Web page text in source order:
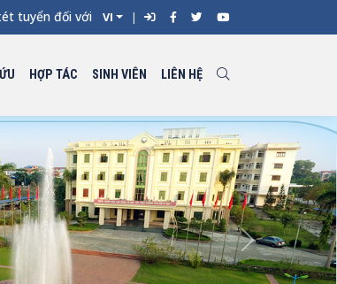
đối với từng ngành đào tạo Đại học chính quy vào
VI
HỢP TÁC SINH VIÊN LIÊN HỆ
Next